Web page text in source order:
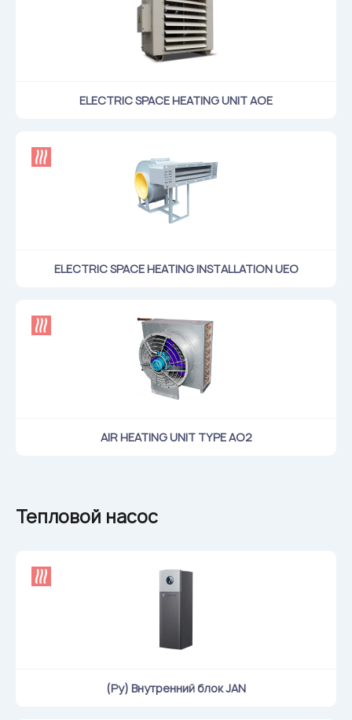
ELECTRIC SPACE HEATING UNIT AOE
ELECTRIC SPACE HEATING INSTALLATION UEO
AIR HEATING UNIT TYPE AO2
Тепловой насос
(Ру) Внутренний блок JAN